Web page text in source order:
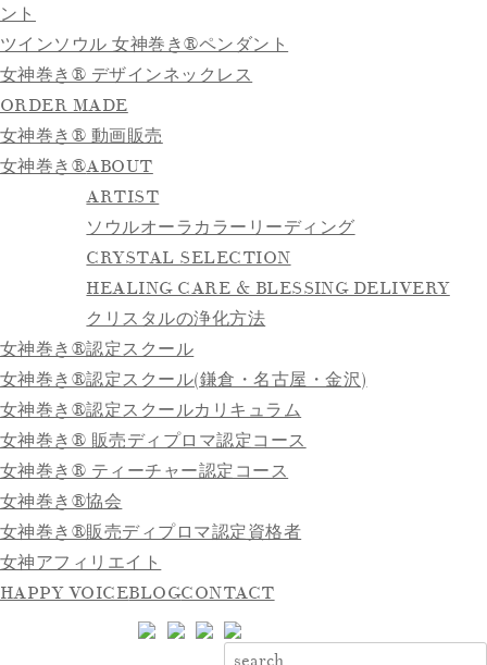
ント
ツインソウル 女神巻き®ペンダント
女神巻き® デザインネックレス
ORDER MADE
女神巻き® 動画販売
女神巻き®ABOUT
ARTIST
ソウルオーラカラーリーディング
CRYSTAL SELECTION
HEALING CARE & BLESSING DELIVERY
クリスタルの浄化方法
女神巻き®認定スクール
女神巻き®認定スクール(鎌倉・名古屋・金沢)
女神巻き®認定スクールカリキュラム
女神巻き® 販売ディプロマ認定コース
女神巻き® ティーチャー認定コース
女神巻き®協会
女神巻き®販売ディプロマ認定資格者
女神アフィリエイト
HAPPY VOICEBLOGCONTACT